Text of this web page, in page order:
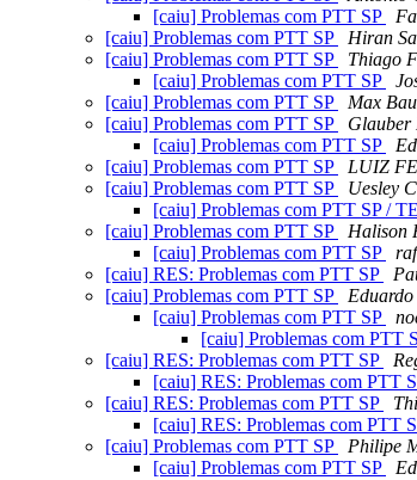
[caiu] Problemas com PTT SP
[caiu] Problemas com PTT SP
Hiran
[caiu] Problemas com PTT SP
Thiago
[caiu] Problemas com PTT SP
[caiu] Problemas com PTT SP
Max
[caiu] Problemas com PTT SP
Glauber
[caiu] Problemas com PTT SP
[caiu] Problemas com PTT SP
LUIZ
[caiu] Problemas com PTT SP
Uesley
[caiu] Problemas com PTT SP /
[caiu] Problemas com PTT SP
Halison
[caiu] Problemas com PTT SP
[caiu] RES: Problemas com PTT SP
[caiu] Problemas com PTT SP
[caiu] Problemas com PTT SP
[caiu] Problemas com PTT
[caiu] RES: Problemas com PTT SP
[caiu] RES: Problemas com PTT
[caiu] RES: Problemas com PTT SP
[caiu] RES: Problemas com PTT
[caiu] Problemas com PTT SP
Philipe
[caiu] Problemas com PTT SP